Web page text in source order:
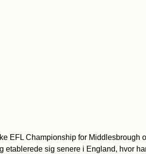
EFL Championship for Middlesbrough
sig senere i England, hvor